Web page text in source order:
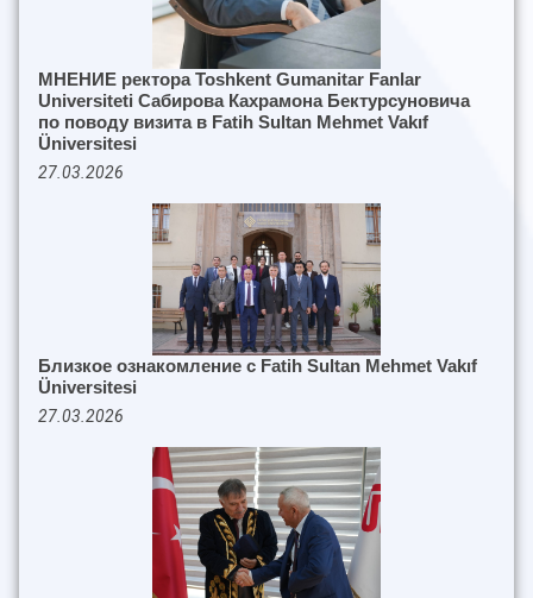
МНЕНИЕ ректора Toshkent Gumanitar Fanlar
Universiteti Сабирова Кахрамона Бектурсуновича
по поводу визита в Fatih Sultan Mehmet Vakıf
Üniversitesi
27.03.2026
Близкое ознакомление с Fatih Sultan Mehmet Vakıf
Üniversitesi
27.03.2026